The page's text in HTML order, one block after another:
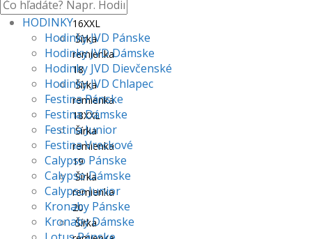
remienka
16XXL
Šírka
remienka
18
Šírka
remienka
18XXL
Šírka
remienka
19
Šírka
remienka
20
Šírka
HODINKY
Hodinky JVD Pánske
Hodinky JVD Dámske
Hodinky JVD Dievčenské
Hodinky JVD Chlapec
Festina Pánske
Festina Dámske
Festina Junior
Festina Vreckové
Calypso Pánske
Calypso Dámske
Calypso Junior
Kronaby Pánske
Kronaby Dámske